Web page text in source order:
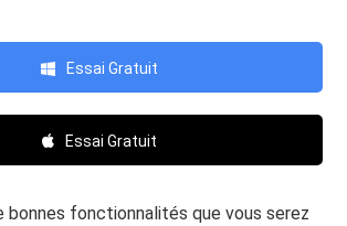
Essai Gratuit
Essai Gratuit
bonnes fonctionnalités que vous serez